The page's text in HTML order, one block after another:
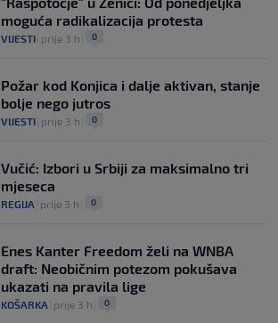
moguća radikalizacija protesta
VIJESTI prije 3 h 0
Požar kod Konjica i dalje aktivan, stanje
bolje nego jutros
VIJESTI prije 3 h 0
Vučić: Izbori u Srbiji za maksimalno tri
mjeseca
REGIJA prije 3 h 0
Enes Kanter Freedom želi na WNBA
draft: Neobičnim potezom pokušava
ukazati na pravila lige
KOŠARKA prije 3 h 0